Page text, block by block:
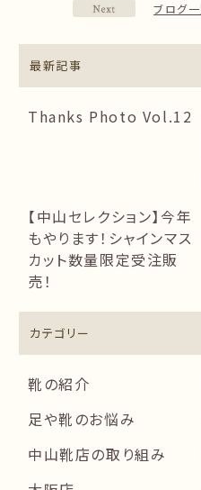
ブログ
最新記事
Thanks Photo Vol.12
【中山セレクション】今年
もやります！シャインマス
カット数量限定受注販
売！
カテゴリー
靴の紹介
足や靴のお悩み
中山靴店の取り組み